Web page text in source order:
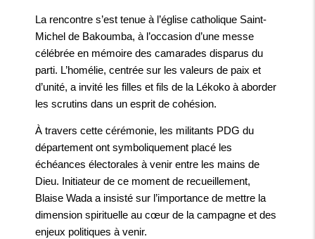
La rencontre s’est tenue à l’église catholique Saint-
Michel de Bakoumba, à l’occasion d’une messe
célébrée en mémoire des camarades disparus du
parti. L’homélie, centrée sur les valeurs de paix et
d’unité, a invité les filles et fils de la Lékoko à aborder
les scrutins dans un esprit de cohésion.
À travers cette cérémonie, les militants PDG du
département ont symboliquement placé les
échéances électorales à venir entre les mains de
Dieu. Initiateur de ce moment de recueillement,
Blaise Wada a insisté sur l’importance de mettre la
dimension spirituelle au cœur de la campagne et des
enjeux politiques à venir.